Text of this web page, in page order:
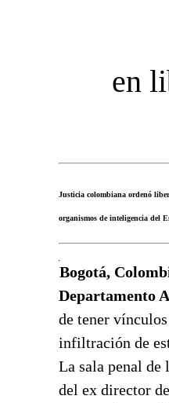
en
Justicia colombiana ordenó
organismos de inteligencia del
Bogotá,
Departamento
de tener
infiltración de
La sala penal de
del ex director